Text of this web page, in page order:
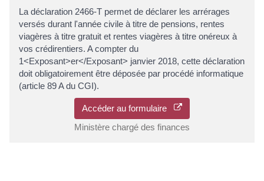
La déclaration 2466-T permet de déclarer les arrérages
versés durant l'année civile à titre de pensions, rentes
viagères à titre gratuit et rentes viagères à titre onéreux à
vos crédirentiers. A compter du
1<Exposant>er</Exposant> janvier 2018, cette déclaration
doit obligatoirement être déposée par procédé informatique
(article 89 A du CGI).
Accéder au formulaire
Ministère chargé des finances